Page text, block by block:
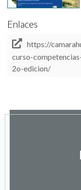
Enlaces
https://
curso-
2o-edicion/